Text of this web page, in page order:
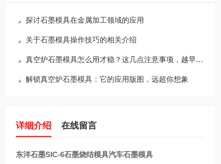
探讨石墨模具在金属加工领域的应用
关于石墨模具操作技巧的相关介绍
真空炉石墨模具怎么用才稳？这几点注意事项，越早知道越省心
解锁真空炉石墨模具：它的应用版图，远超你想象
详细介绍 在线留言
东洋石墨SIC-6石墨烧结模具汽车石墨模具